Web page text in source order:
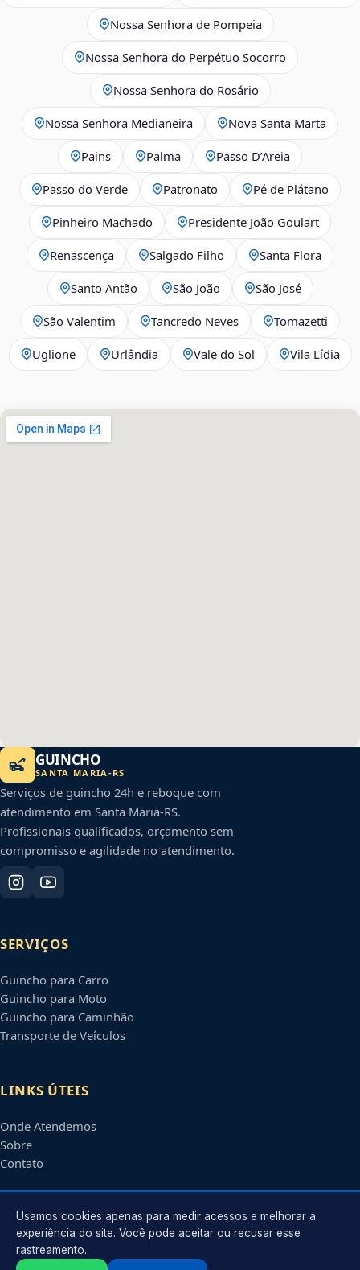
Nossa Senhora de Pompeia
Nossa Senhora do Perpétuo Socorro
Nossa Senhora do Rosário
Nossa Senhora Medianeira Nova Santa Marta
Pains Palma Passo D’Areia
Passo do Verde Patronato Pé de Plátano
Pinheiro Machado Presidente João Goulart
Renascença Salgado Filho Santa Flora
Santo Antão São João São José
São Valentim Tancredo Neves Tomazetti
Uglione Urlândia Vale do Sol Vila Lídia
GUINCHO
SANTA MARIA -RS
Serviços de guincho 24h e reboque com
atendimento em Santa Maria-RS.
Profissionais qualificados, orçamento sem
compromisso e agilidade no atendimento.
SERVIÇOS
Guincho para Carro
Guincho para Moto
Guincho para Caminhão
Transporte de Veículos
LINKS ÚTEIS
Onde Atendemos
Sobre
Contato
CONTATO
Atendimento em
Usamos cookies apenas para medir acessos e melhorar a
experiência do site. Você pode aceitar ou recusar esse
rastreamento.